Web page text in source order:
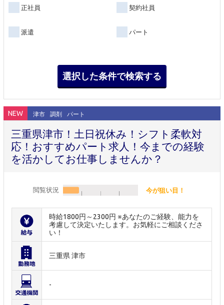
正社員 契約社員
派遣 パート
NEW 津市 調剤 パート
三重県津市！土日祝休み！シフト柔軟対
応！おすすめパート求人！今までの経験
を活かしてお仕事しませんか？
閲覧状況 今が狙い目！
時給1800円～2300円 ※あなたのご経験、能力を
考慮して決定いたします。お気軽にご相談くださ
い！
三重県 津市
-